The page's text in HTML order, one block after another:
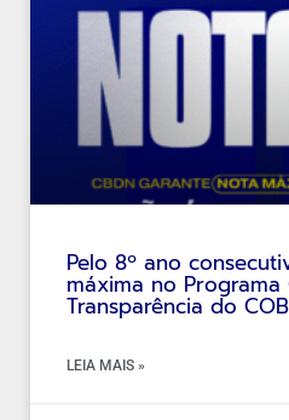
Pelo 8º ano
máxima no Programa
Transparência do COB
LEIA MAIS »